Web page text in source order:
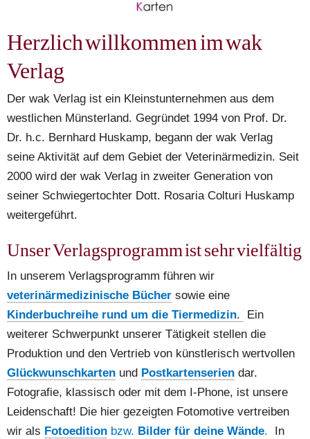
Herzlich willkommen im wak
Verlag
Der wak Verlag ist ein Kleinstunternehmen aus dem
westlichen Münsterland. Gegründet 1994 von Prof. Dr.
Dr. h.c. Bernhard Huskamp, begann der wak Verlag
seine Aktivität auf dem Gebiet der Veterinärmedizin. Seit
2000 wird der wak Verlag in zweiter Generation von
seiner Schwiegertochter Dott. Rosaria Colturi Huskamp
weitergeführt.
Unser Verlagsprogramm ist sehr vielfältig
veterinärmedizinische Bücher
Kinderbuchreihe rund um die Tiermedizin. Ein
weiterer Schwerpunkt unserer Tätigkeit stellen die
Glückwunschkarten und Postkartenserien dar.
Fotografie, klassisch oder mit dem I-Phone, ist unsere
Leidenschaft! Die hier gezeigten Fotomotive vertreiben
wir als Fotoedition bzw. Bilder für deine Wände. In